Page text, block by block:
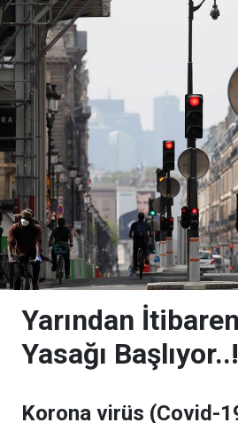
Yarından
Yasağı Başlıyor..!
Korona virüs (Covid-